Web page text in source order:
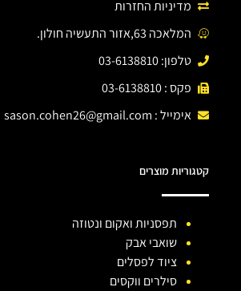
מדיניות החזרות
המלאכה 63,אזור התעשיה חולון.
טלפון: 03-6138810
פקס : 03-6138810
אימייל : sason.cohen26@gmail.com
קטגוריות מוצרים
תפסניות ואקום ונטוזה
שואבי אבק
ציוד לפסלים
סילרים ווקסים